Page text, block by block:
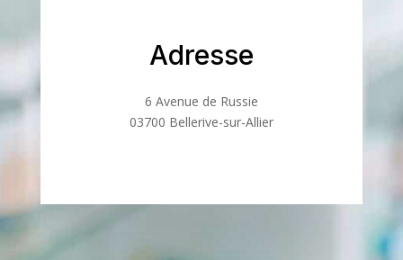
Adresse
6 Avenue de Russie
03700 Bellerive-sur-Allier